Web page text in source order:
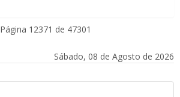
Página 12371 de 47301
Sábado, 08 de Agosto de 2026